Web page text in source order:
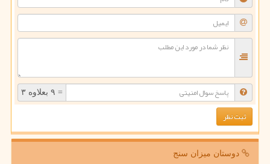
= ۹ بعلاوه ۳
دوستان میزان سنج